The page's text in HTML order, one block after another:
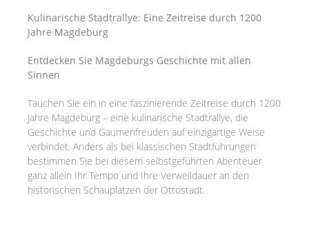
Kulinarische Stadtrallye: Eine Zeitreise durch 1200
Jahre Magdeburg
Entdecken Sie Magdeburgs Geschichte mit allen
Sinnen
Tauchen Sie ein in eine faszinierende Zeitreise durch 1200
Jahre Magdeburg – eine kulinarische Stadtrallye, die
Geschichte und Gaumenfreuden auf einzigartige Weise
verbindet. Anders als bei klassischen Stadtführungen
bestimmen Sie bei diesem selbstgeführten Abenteuer
ganz allein Ihr Tempo und Ihre Verweildauer an den
historischen Schauplätzen der Ottostadt.